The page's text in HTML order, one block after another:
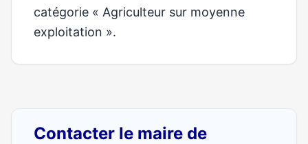
catégorie « Agriculteur sur moyenne
exploitation ».
Contacter le maire de